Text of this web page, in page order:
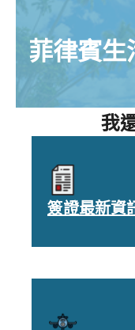
菲律賓生
我
簽證最新資